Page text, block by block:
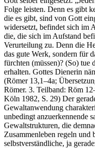
Folge leisten. Denn es gibt
die es gibt, sind von Gott
widersetzt, befindet sich im
die, die sich im Aufstand
Verurteilung zu. Denn die
das gute Werk, sondern für
fürchten (müssen)? (So)
erhalten. Gottes Dienerin
(Römer 13,1–4a;
Römer. 3. Teilband: Röm
Köln 1982, S. 29) Der
Gewaltanwendung
unbedingt anzuerkennende
Gewaltstrukturen, die
Zusammenleben regeln und
selbstverständliche, ja